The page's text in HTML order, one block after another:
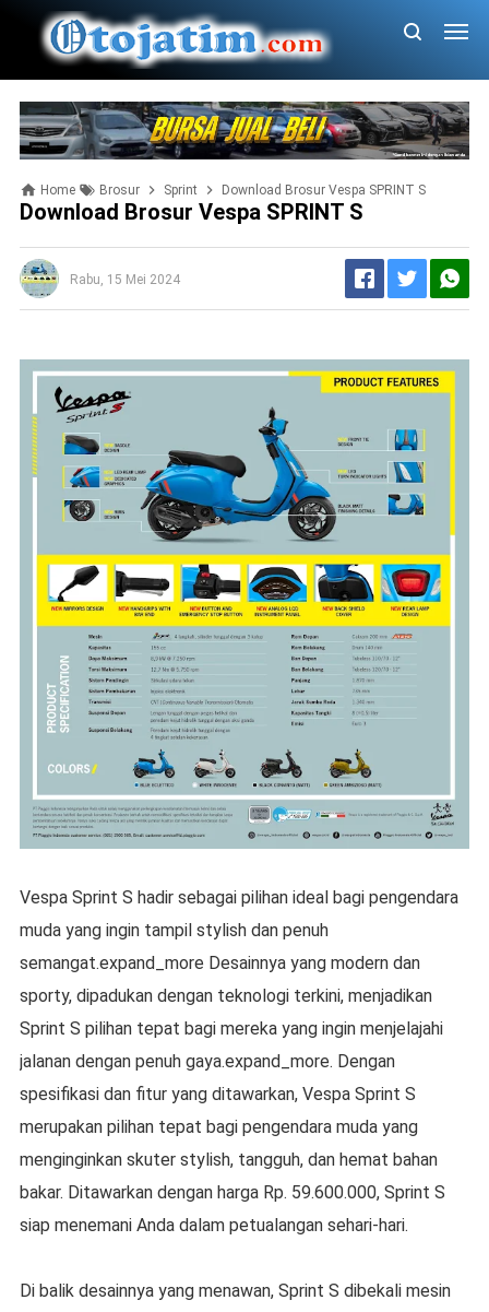
Home Brosur Sprint Download Brosur Vespa SPRINT S
Download Brosur Vespa SPRINT S
Rabu, 15 Mei 2024
Vespa Sprint S hadir sebagai pilihan ideal bagi pengendara
muda yang ingin tampil stylish dan penuh
semangat.expand_more Desainnya yang modern dan
sporty, dipadukan dengan teknologi terkini, menjadikan
Sprint S pilihan tepat bagi mereka yang ingin menjelajahi
jalanan dengan penuh gaya.expand_more. Dengan
spesifikasi dan fitur yang ditawarkan, Vespa Sprint S
merupakan pilihan tepat bagi pengendara muda yang
menginginkan skuter stylish, tangguh, dan hemat bahan
bakar. Ditawarkan dengan harga Rp. 59.600.000, Sprint S
siap menemani Anda dalam petualangan sehari-hari.
Di balik desainnya yang menawan, Sprint S dibekali mesin